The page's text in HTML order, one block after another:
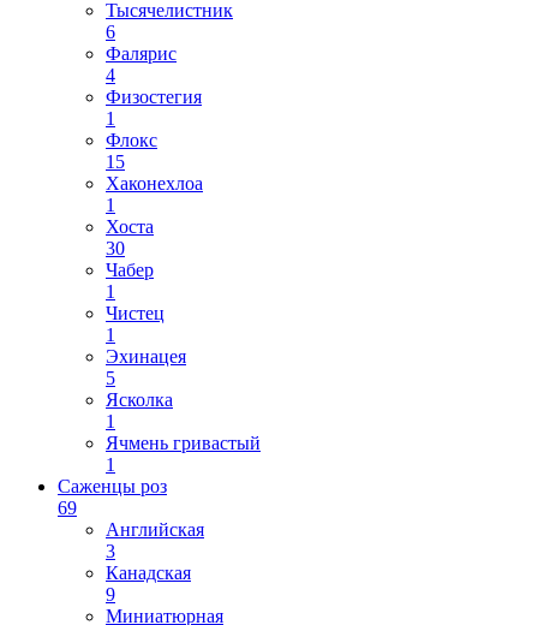
Тысячелистник
6
Фалярис
4
Физостегия
1
Флокс
15
Хаконехлоа
1
Хоста
30
Чабер
1
Чистец
1
Эхинацея
5
Ясколка
1
Ячмень гривастый
1
Саженцы роз
69
Английская
3
Канадская
9
Миниатюрная